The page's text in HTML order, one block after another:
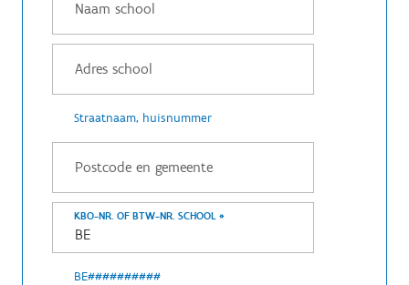
Straatnaam, huisnummer
KBO-NR. OF BTW-NR. SCHOOL *
BE##########